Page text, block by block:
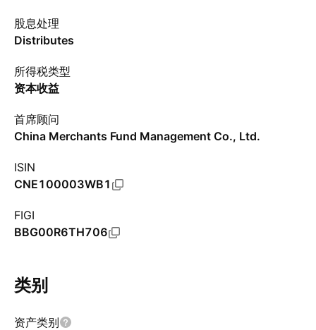
股息处理
Distributes
所得税类型
资本收益
首席顾问
China Merchants Fund Management Co., Ltd.
ISIN
CNE100003WB1
FIGI
BBG00R6TH706
类别
资产类别